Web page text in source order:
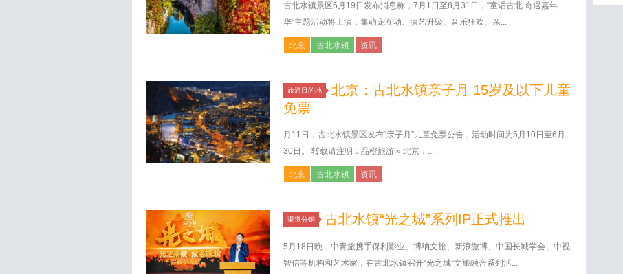
古北水镇景区6月19日发布消息称，7月1日至8月31日，“童话古北 奇遇嘉年
华”主题活动将上演，集萌宠互动、演艺升级、音乐狂欢、亲...
北京 古北水镇 资讯
旅游目的地
北京：古北水镇亲子月 15岁及以下儿童
免票
月11日，古北水镇景区发布“亲子月”儿童免票公告，活动时间为5月10日至6月
30日。 转载请注明：品橙旅游 » 北京：...
北京 古北水镇 资讯
渠道分销 古北水镇“光之城”系列IP正式推出
5月18日晚，中青旅携手保利影业、博纳文旅、新浪微博、中国长城学会、中视
智信等机构和艺术家，在古北水镇召开“光之城”文旅融合系列活...